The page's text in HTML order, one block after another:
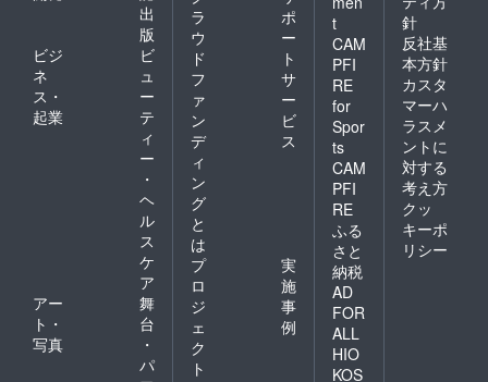
出
版
ビジ
ネ
ス・
起業
ビ
ュ
ー
テ
ィ
ー
・
ヘ
ル
ス
ケ
ア
アー
ト・
写真
舞
台
・
パ
ラ
ウ
ド
フ
ァ
ン
デ
ィ
ン
グ
と
は
ポ
ー
ト
サ
ー
ビ
ス
プ
ロ
ジ
ェ
ク
ト
実
施
事
例
t
CAM
PFI
RE
for
Spor
ts
CAM
PFI
RE
ふる
さと
納税
AD
FOR
ALL
HIO
KOS
針
反社基
本方針
カスタ
マーハ
ラスメ
ントに
対する
考え方
クッ
キーポ
リシー